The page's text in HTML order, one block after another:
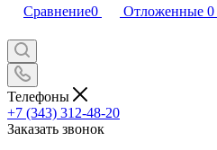
Сравнение0 Отложенные 0
Телефоны
+7 (343) 312-48-20
Заказать звонок